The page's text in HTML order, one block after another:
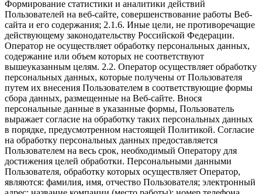
Формирование статистики и аналитики действий
Пользователей на веб-сайте, совершенствование работы Веб-
сайта и его содержания; 2.1.6. Иные цели, не противоречащие
действующему законодательству Российской Федерации.
Оператор не осуществляет обработку персональных данных,
содержание или объем которых не соответствуют
вышеуказанным целям. 2.2. Оператор осуществляет обработку
персональных данных, которые получены от Пользователя
путем их внесения Пользователем в соответствующие формы
сбора данных, размещенные на Веб-сайте. Внося
персональные данные в указанные формы, Пользователь
выражает согласие на обработку таких персональных данных
в порядке, предусмотренном настоящей Политикой. Согласие
на обработку персональных данных предоставляется
Пользователем на весь срок, необходимый Оператору для
достижения целей обработки. Персональными данными
Пользователя, обработку которых осуществляет Оператор,
являются: фамилия, имя, отчество Пользователя; электронный